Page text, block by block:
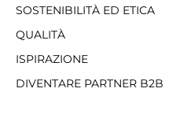
SOSTENIBILITÀ ED ETICA
QUALITÀ
ISPIRAZIONE
DIVENTARE PARTNER B2B